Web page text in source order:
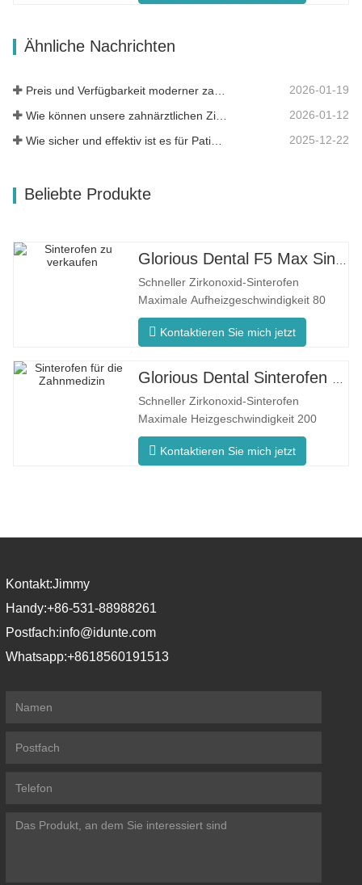
bietet Ihnen ein anderes Erlebnis.
Ähnliche Nachrichten
2026-01-19
2026-01-12
Wie sicher und effektiv ist es für Patienten? 2025-12-22
Beliebte Produkte
Glorious Dental F5 Max Sinterofen
Schneller Zirkonoxid-Sinterofen
Maximale Aufheizgeschwindigkeit 80
°C/min F5 Max Innovativer Prozess
Gleichmäßige Ofentemperatur Der F5
Aufheizrate von 80°C/Minute aus. Die
eine gleichmäßige Ofentemperatur und
konsistente
Kontaktieren Sie mich jetzt
Glorious Dental Sinterofen F5 Pro
Schneller Zirkonoxid-Sinterofen
Maximale Heizgeschwindigkeit 200
°C/min F5 Pro Innovativer Prozess
Gleichmäßige Ofentemperatur Der F5
Kontaktieren Sie mich jetzt
Kontakt:Jimmy
Handy:+86-531-88988261
Postfach:info@idunte.com
Whatsapp:+8618560191513